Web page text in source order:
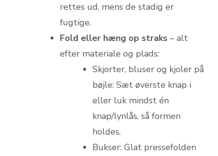
rettes ud, mens de stadig er
fugtige.
Fold eller hæng op straks – alt
efter materiale og plads:
Skjorter, bluser og kjoler på
bøjle: Sæt øverste knap i
eller luk mindst én
knap/lynlås, så formen
holdes.
Bukser: Glat pressefolden